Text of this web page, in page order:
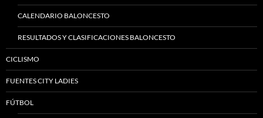
CALENDARIO BALONCESTO
RESULTADOS Y CLASIFICACIONES BALONCESTO
CICLISMO
FUENTES CITY LADIES
FÚTBOL